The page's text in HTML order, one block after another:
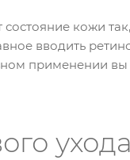
кожи
вводить
применении